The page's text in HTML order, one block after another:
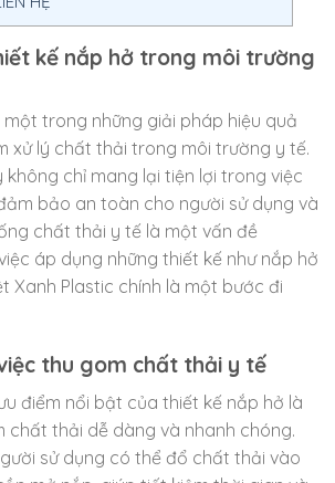
kế nắp hở trong môi trường
một trong những giải pháp hiệu quả
xử lý chất thải trong môi trường y tế.
chỉ mang lại tiện lợi trong việc
bảo an toàn cho người sử dụng và
chất thải y tế là một vấn đề
áp dụng những thiết kế như nắp hở
Xanh Plastic chính là một bước đi
thu gom chất thải y tế
điểm nổi bật của thiết kế nắp hở là
chất thải dễ dàng và nhanh chóng.
sử dụng có thể đổ chất thải vào